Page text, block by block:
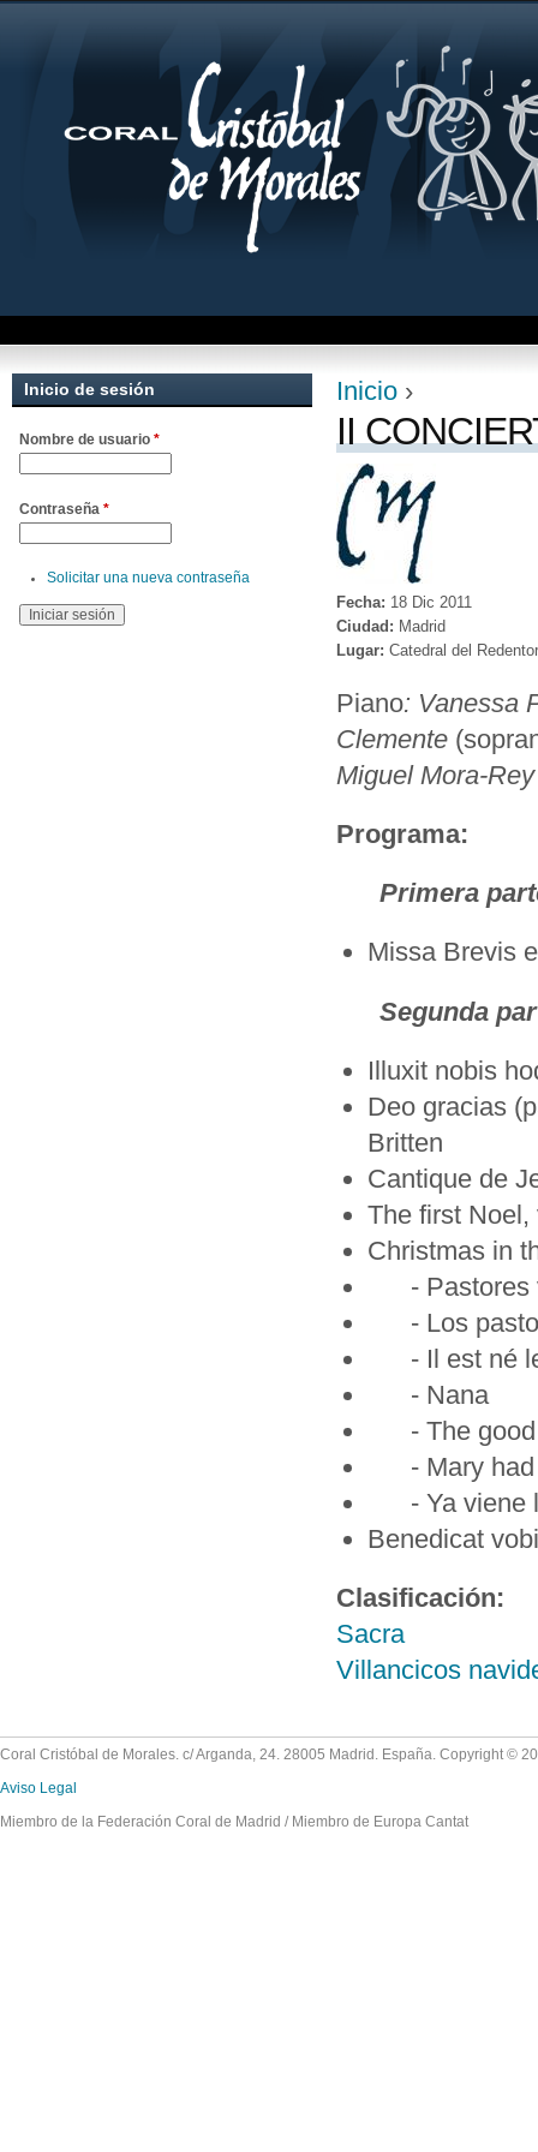
Se encuentra
Inicio ›
II
Fecha: 18 Dic 2011
Ciudad: Madrid
Lugar: Catedral del
Piano: Vanessa
Clemente
Miguel Mora-
Programa:
Primera
Missa Brevis
Segunda
Illuxit nobis
Deo gracias
Britten
Cantique de
The first
Christmas in
- Pastores
- Los
- Il est né
- Nana
- The good
- Mary had
- Ya viene
Benedicat
Clasificación:
Sacra
Villancicos
Inicio de sesión
Nombre de usuario *
Contraseña *
Solicitar una nueva contraseña
Coral Cristóbal de Morales. c/ Arganda, 24. 28005 Madrid. España. Copyright ©
Aviso Legal
Miembro de la Federación Coral de Madrid / Miembro de Europa Cantat